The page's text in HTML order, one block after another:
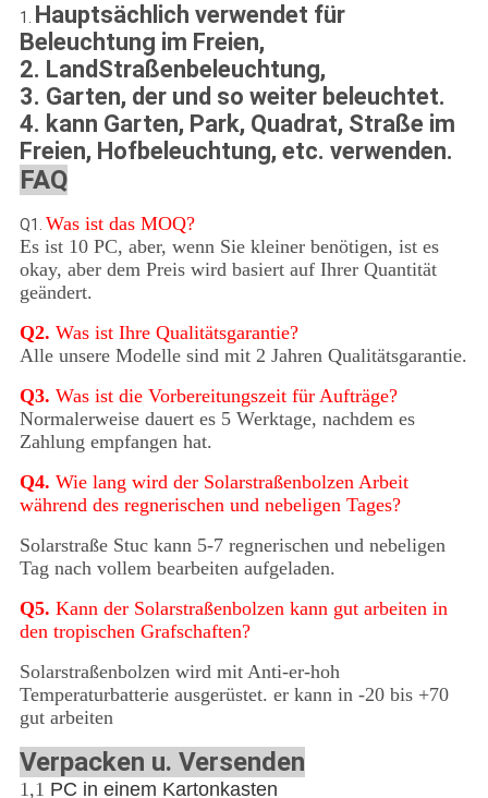
1. Hauptsächlich verwendet für
Beleuchtung im Freien,
2. LandStraßenbeleuchtung,
3. Garten, der und so weiter beleuchtet.
4. kann Garten, Park, Quadrat, Straße im
Freien, Hofbeleuchtung, etc. verwenden.
FAQ
Q1. Was ist das MOQ?
Es ist 10 PC, aber, wenn Sie kleiner benötigen, ist es
okay, aber dem Preis wird basiert auf Ihrer Quantität
geändert.
Q2. Was ist Ihre Qualitätsgarantie?
Alle unsere Modelle sind mit 2 Jahren Qualitätsgarantie.
Q3. Was ist die Vorbereitungszeit für Aufträge?
Normalerweise dauert es 5 Werktage, nachdem es
Zahlung empfangen hat.
Q4. Wie lang wird der Solarstraßenbolzen Arbeit
während des regnerischen und nebeligen Tages?
Solarstraße Stuc kann 5-7 regnerischen und nebeligen
Tag nach vollem bearbeiten aufgeladen.
Q5. Kann der Solarstraßenbolzen kann gut arbeiten in
den tropischen Grafschaften?
Solarstraßenbolzen wird mit Anti-er-hoh
Temperaturbatterie ausgerüstet. er kann in -20 bis +70
gut arbeiten
Verpacken u. Versenden
1,1 PC in einem Kartonkasten